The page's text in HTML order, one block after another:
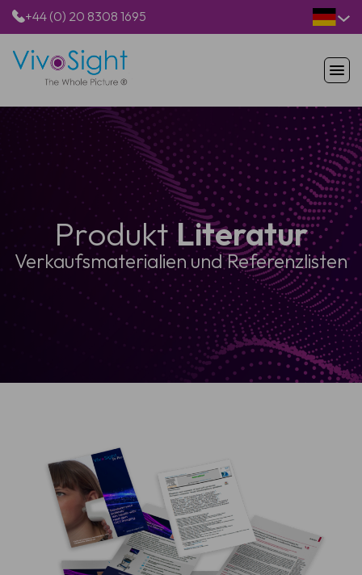
+44 (0) 20 8308 1695
STARTSEITE
PRODUKTE
ANWENDUNGEN
PATIENTEN
RESSOURCEN
ÜBER UNSProduktLiteratur
Verkaufsmaterialien und Referenzlisten